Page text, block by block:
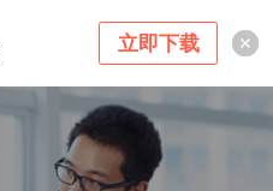
立即下载